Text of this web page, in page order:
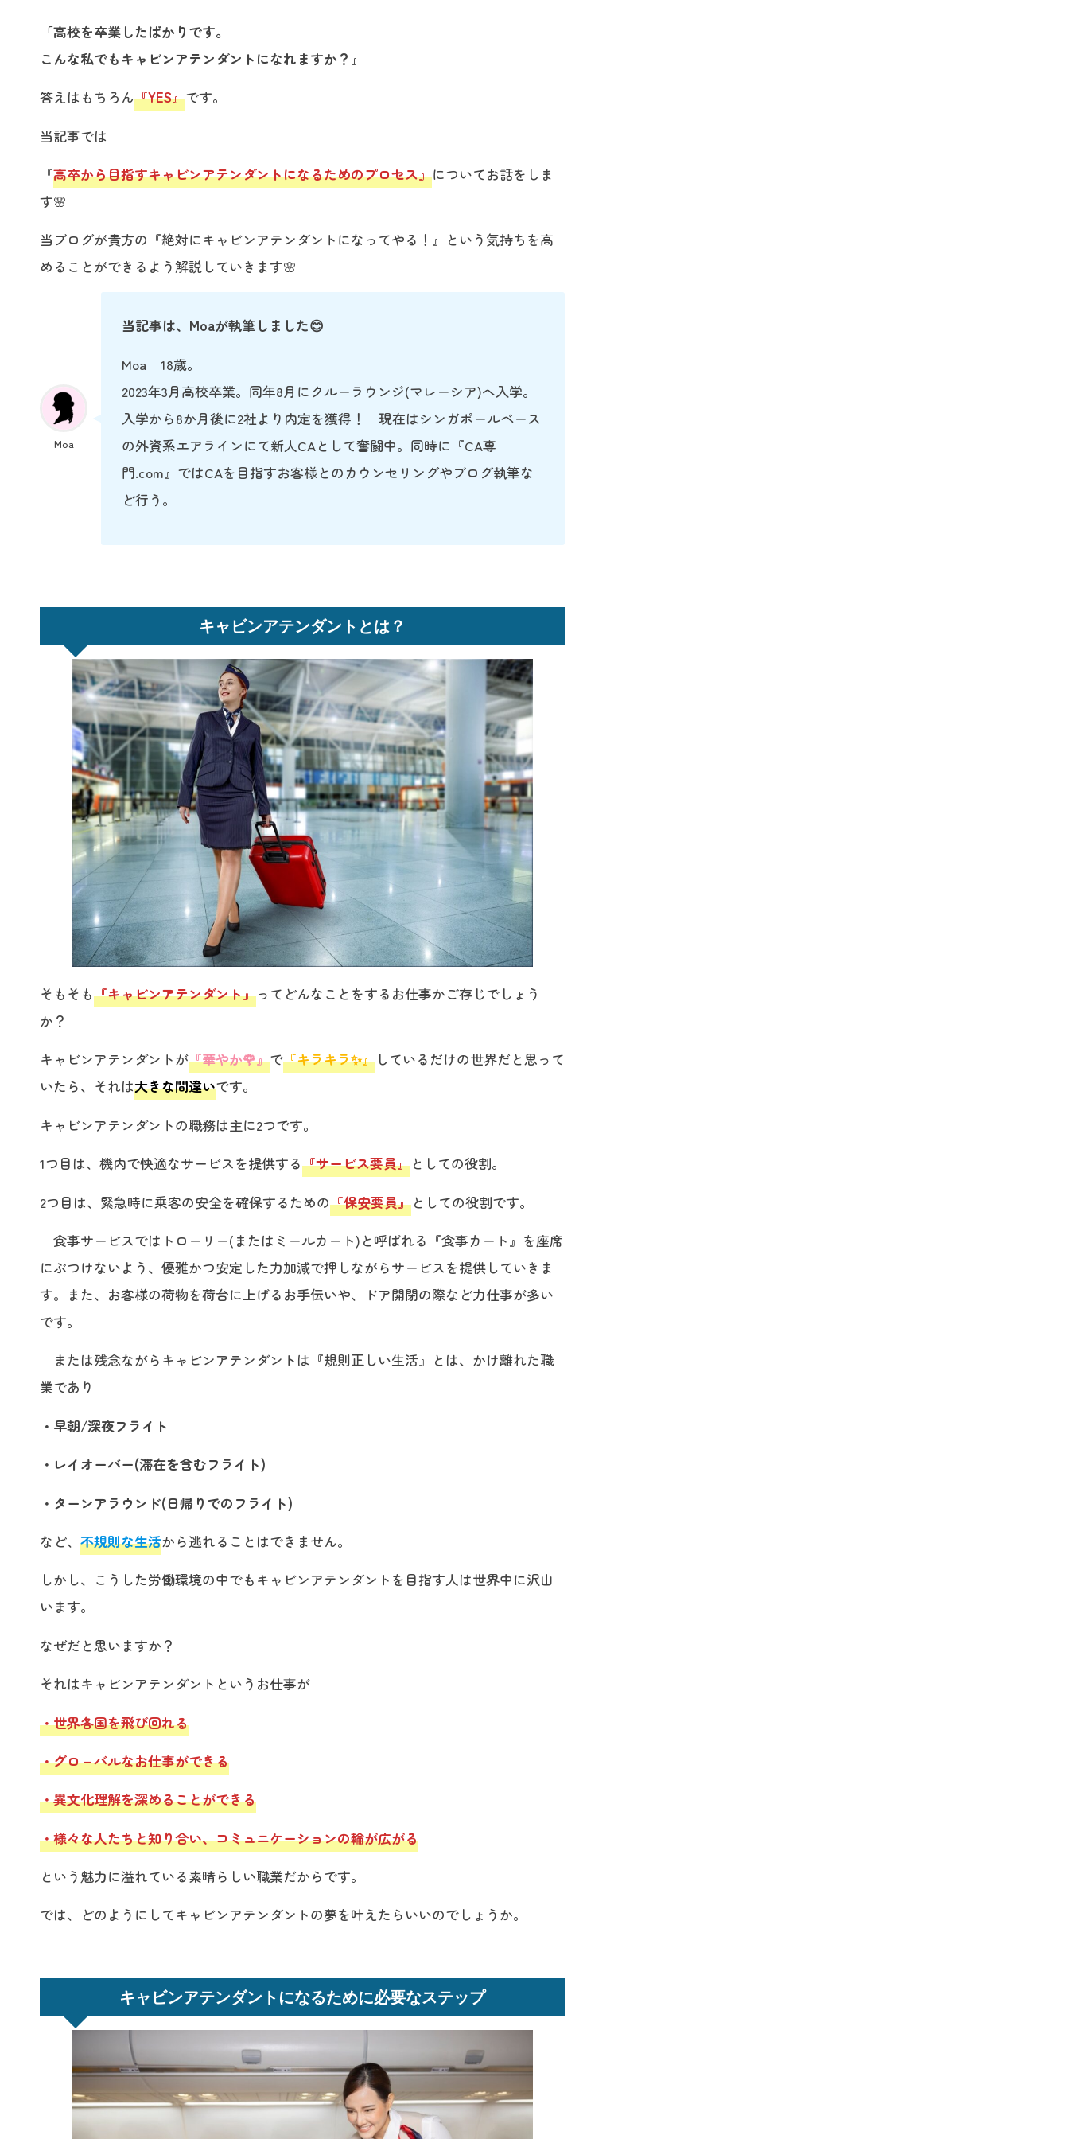
「高校を卒業したばかりです。
こんな私でもキャビンアテンダントになれますか？』
答えはもちろん『YES』です。
当記事では
『高卒から目指すキャビンアテンダントになるためのプロセス』についてお話をしま
す🌸
当ブログが貴方の『絶対にキャビンアテンダントになってやる！』という気持ちを高
めることができるよう解説していきます🌸
Moa
当記事は、Moaが執筆しました😊
Moa 18歳。
2023年3月高校卒業。同年8月にクルーラウンジ(マレーシア)へ入学。
入学から8か月後に2社より内定を獲得！ 現在はシンガポールベース
の外資系エアラインにて新人CAとして奮闘中。同時に『CA専
門.com』ではCAを目指すお客様とのカウンセリングやブログ執筆な
ど行う。
キャビンアテンダントとは ？
そもそも『キャビンアテンダント』ってどんなことをするお仕事かご存じでしょう
か？
キャビンアテンダントが『華やか🌹』で『キラキラ✨』 しているだけの世界だと思って
いたら、それは大きな間違いです。
キャビンアテンダントの職務は主に2つです。
1つ目は、機内で快適なサービスを提供する『サービス要員』としての役割。
2つ目は、緊急時に乗客の安全を確保するための『保安要員』としての役割です。
食事サービスではトローリー(またはミールカート)と呼ばれる『食事カート』を座席
にぶつけないよう、優雅かつ安定した力加減で押しながらサービスを提供していきま
す。また、お客様の荷物を荷台に上げるお手伝いや、ドア開閉の際など力仕事が多い
です。
または残念ながらキャビンアテンダントは『規則正しい生活』とは、かけ離れた職
業であり
・早朝/深夜フライト
・レイオーバー(滞在を含むフライト)
・ターンアラウンド(日帰りでのフライト)
など、 不規則な生活から逃れることはできません。
しかし、こうした労働環境の中でもキャビンアテンダントを目指す人は世界中に沢山
います。
なぜだと思いますか？
それはキャビンアテンダントというお仕事が
・世界各国を飛び回れる
・グロ－バルなお仕事ができる
・異文化理解を深めることができる
・様々な人たちと知り合い、コミュニケーションの輪が広がる
という魅力に溢れている素晴らしい職業だからです。
では、どのようにしてキャビンアテンダントの夢を叶えたらいいのでしょうか。
キャビンアテンダントになるために必要なステップ